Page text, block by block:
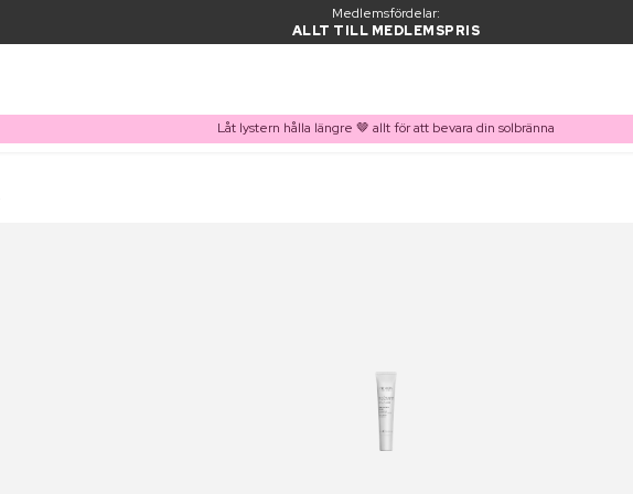
Medlemsfördelar:
ALLT TILL MEDLEMSPRIS
Låt lystern hålla längre 🤎 allt för att bevara din solbränna